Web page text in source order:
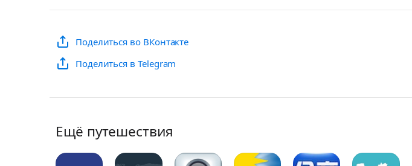
Поделиться во ВКонтакте
Поделиться в Telegram
Ещё путешествия